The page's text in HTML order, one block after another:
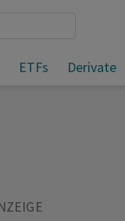
ETFs Derivate
Teilen Merken